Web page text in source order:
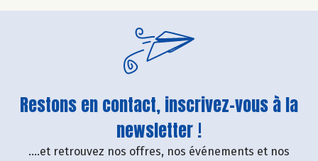
Restons en contact, inscrivez-vous à la
newsletter !
....et retrouvez nos offres, nos événements et nos